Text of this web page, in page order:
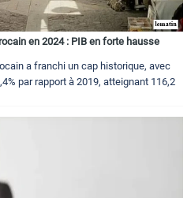
en 2024 : PIB en forte hausse
a franchi un cap historique, avec
par rapport à 2019, atteignant 116,2